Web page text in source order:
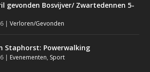
gevonden Bosvijver/ Zwartedennen 5-
|Verloren/Gevonden
Staphorst: Powerwalking
| Evenementen, Sport